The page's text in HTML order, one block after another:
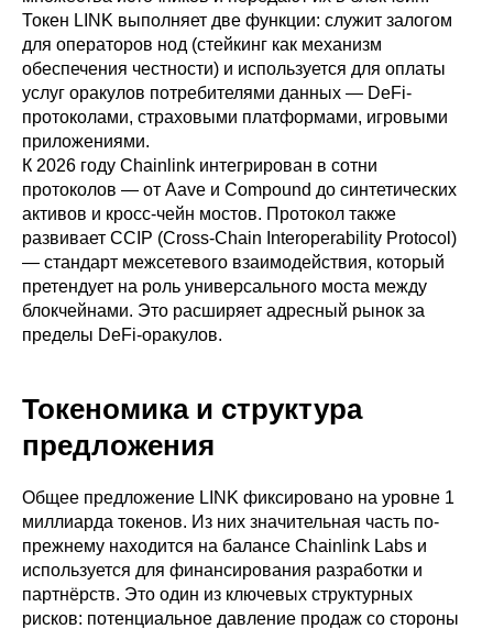
Токен LINK выполняет две функции: служит залогом
для операторов нод (стейкинг как механизм
обеспечения честности) и используется для оплаты
услуг оракулов потребителями данных — DeFi-
протоколами, страховыми платформами, игровыми
приложениями.
К 2026 году Chainlink интегрирован в сотни
протоколов — от Aave и Compound до синтетических
активов и кросс-чейн мостов. Протокол также
развивает CCIP (Cross-Chain Interoperability Protocol)
— стандарт межсетевого взаимодействия, который
претендует на роль универсального моста между
блокчейнами. Это расширяет адресный рынок за
пределы DeFi-оракулов.
Токеномика и структура
предложения
Общее предложение LINK фиксировано на уровне 1
миллиарда токенов. Из них значительная часть по-
прежнему находится на балансе Chainlink Labs и
используется для финансирования разработки и
партнёрств. Это один из ключевых структурных
рисков: потенциальное давление продаж со стороны